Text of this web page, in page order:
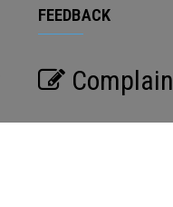
FEEDBACK
Complain